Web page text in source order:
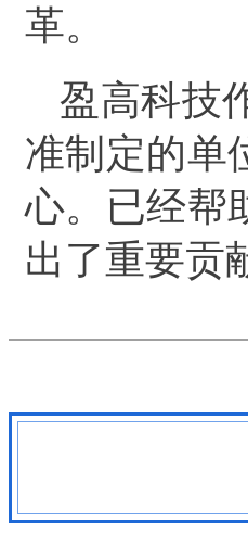
革。
盈高科技
准制定的单
心。已经帮
出了重要贡